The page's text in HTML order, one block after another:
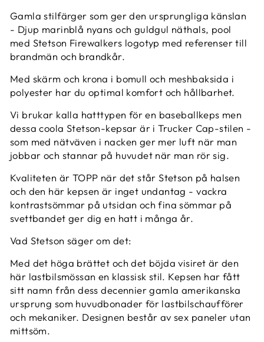
Gamla stilfärger som ger den ursprungliga känslan
- Djup marinblå nyans och guldgul näthals, pool
med Stetson Firewalkers logotyp med referenser till
brandmän och brandkår.
Med skärm och krona i bomull och meshbaksida i
polyester har du optimal komfort och hållbarhet.
Vi brukar kalla hatttypen för en baseballkeps men
dessa coola Stetson-kepsar är i Trucker Cap-stilen -
som med nätväven i nacken ger mer luft när man
jobbar och stannar på huvudet när man rör sig.
Kvaliteten är TOPP när det står Stetson på halsen
och den här kepsen är inget undantag - vackra
kontrastsömmar på utsidan och fina sömmar på
svettbandet ger dig en hatt i många år.
Vad Stetson säger om det:
Med det höga brättet och det böjda visiret är den
här lastbilsmössan en klassisk stil. Kepsen har fått
sitt namn från dess decennier gamla amerikanska
ursprung som huvudbonader för lastbilschaufförer
och mekaniker. Designen består av sex paneler utan
mittsöm.